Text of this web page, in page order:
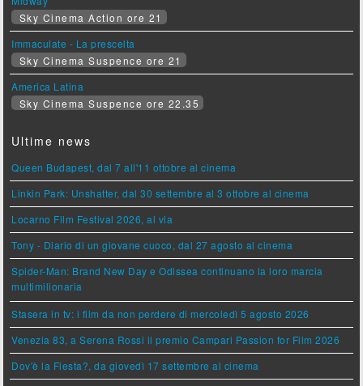
Sky Cinema Action ore 21
Immaculate - La prescelta
Sky Cinema Suspence ore 21
America Latina
Sky Cinema Suspence ore 22.35
Ultime news
Queen Budapest, dal 7 all'11 ottobre al cinema
Linkin Park: Unshatter, dal 30 settembre al 3 ottobre al cinema
Locarno Film Festival 2026, al via
Tony - Diario di un giovane cuoco, dal 27 agosto al cinema
Spider-Man: Brand New Day e Odissea continuano la loro marcia
multimilionaria
Stasera in tv: i film da non perdere di mercoledì 5 agosto 2026
Venezia 83, a Serena Rossi il premio Campari Passion for Film 2026
Dov'è la Fiesta?, da giovedì 17 settembre al cinema